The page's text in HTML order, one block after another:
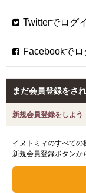
まだ会員登録をさ
新規会員登録をしよう
イヌトミィのすべての
新規会員登録ボタンか